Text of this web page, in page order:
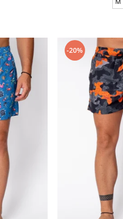
-20%